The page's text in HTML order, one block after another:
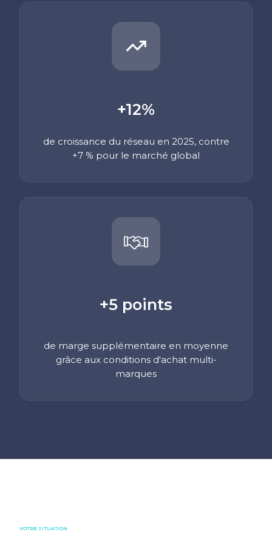
+12%
de croissance du réseau en 2025, contre
+7 % pour le marché global
+5 points
de marge supplémentaire en moyenne
grâce aux conditions d'achat multi-
marques
VOTRE SITUATION